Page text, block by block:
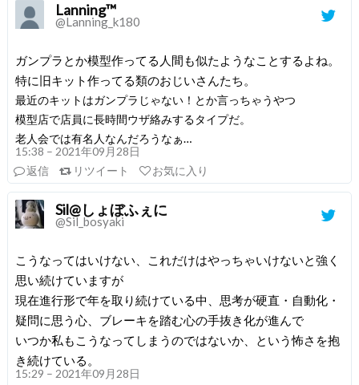
Lanning™
@Lanning_k180
ガンプラとか模型作ってる人間も似たようなことするよね。
特に旧キット作ってる類のおじいさんたち。
最近のキットはガンプラじゃない！とか言っちゃうやつ
模型店で店員に長時間ウザ絡みするタイプだ。
老人会では有名人なんだろうなぁ…
15:38 – 2021年09月28日
返信
リツイート お気に入り
Sil@しょぼふぇに
@Sil_bosyaki
こうなってはいけない、これだけはやっちゃいけないと強く
思い続けていますが
現在進行形で年を取り続けている中、思考が硬直・自動化・
疑問に思う心、ブレーキを踏む心の手抜き化が進んで
いつか私もこうなってしまうのではないか、という怖さを抱
き続けている。
15:29 – 2021年09月28日